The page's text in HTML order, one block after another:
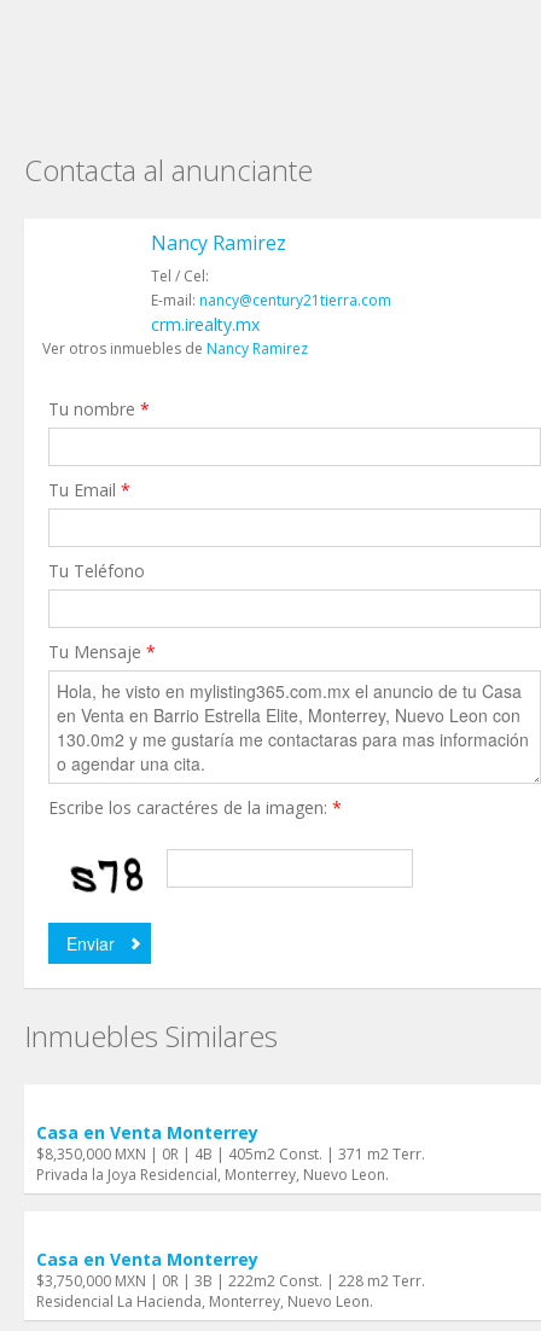
Contacta al anunciante
Nancy Ramirez
Tel / Cel:
E-mail: nancy@century21tierra.com
crm.irealty.mx
Ver otros inmuebles de Nancy Ramirez
Tu nombre *
Tu Email *
Tu Teléfono
Tu Mensaje *
Escribe los caractéres de la imagen: *
Inmuebles Similares
Casa en Venta Monterrey
$8,350,000 MXN | 0R | 4B | 405m2 Const. | 371 m2 Terr.
Privada la Joya Residencial, Monterrey, Nuevo Leon.
Casa en Venta Monterrey
$3,750,000 MXN | 0R | 3B | 222m2 Const. | 228 m2 Terr.
Residencial La Hacienda, Monterrey, Nuevo Leon.